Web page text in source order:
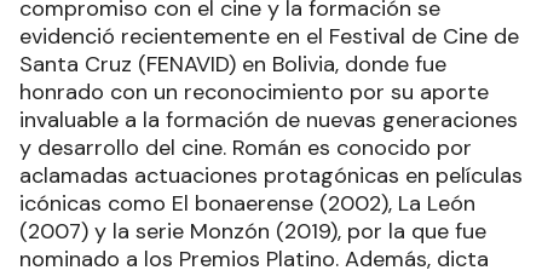
compromiso con el cine y la formación se
evidenció recientemente en el Festival de Cine de
Santa Cruz (FENAVID) en Bolivia, donde fue
honrado con un reconocimiento por su aporte
invaluable a la formación de nuevas generaciones
y desarrollo del cine. Román es conocido por
aclamadas actuaciones protagónicas en películas
icónicas como El bonaerense (2002), La León
(2007) y la serie Monzón (2019), por la que fue
nominado a los Premios Platino. Además, dicta